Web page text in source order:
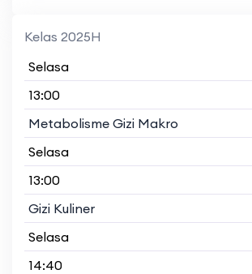
Kelas 2025H
Selasa
13:00
Metabolisme Gizi Makro
Selasa
13:00
Gizi Kuliner
Selasa
14:40